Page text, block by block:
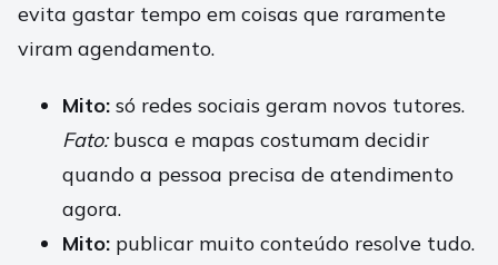
evita gastar tempo em coisas que raramente
viram agendamento.
Mito: só redes sociais geram novos tutores.
Fato:busca e mapas costumam decidir
quando a pessoa precisa de atendimento
agora.
Mito: publicar muito conteúdo resolve tudo.